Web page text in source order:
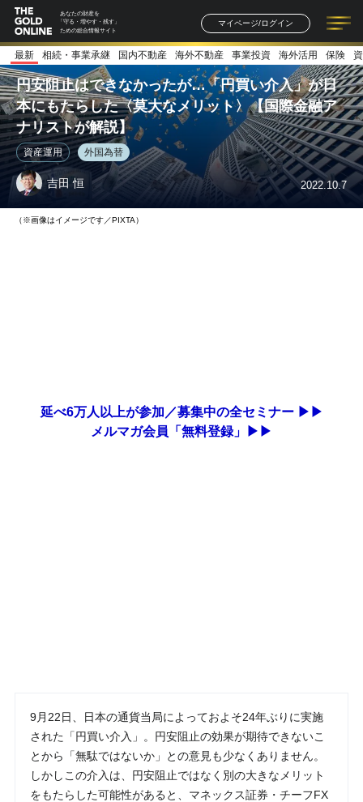
あなたの財産を
「守る・増やす・残す」
ための総合情報サイト
マイページ/ログイン
記事一覧 連載一覧
著者一覧 書籍一覧
最新 相続・事業承継 国内不動産 海外不動産 事業投資 海外活用 保険
円安阻止はできなかったが…「円買い介入」が日
本にもたらした〈莫大なメリット〉【国際金融ア
ナリストが解説】
資産運用 外国為替
吉田 恒 2022.10.7
（※画像はイメージです／PIXTA）
延べ6万人以上が参加／募集中の全セミナー ▶▶
メルマガ会員「無料登録」▶▶
9月22日、日本の通貨当局によっておよそ24年ぶりに実施
された「円買い介入」。円安阻止の効果が期待できないこ
とから「無駄ではないか」との意見も少なくありません。
しかしこの介入は、円安阻止ではなく別の大きなメリット
をもたらした可能性があると、マネックス証券・チーフFX